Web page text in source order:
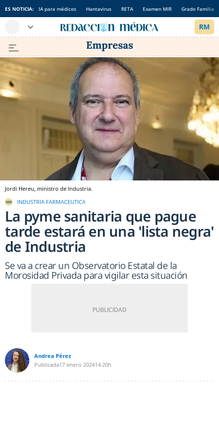
ES NOTICIA: IA para médicos Hantavirus RETA Examen MIR Grado Familia
Jordi Hereu, ministro de Industria.
INDUSTRIA FARMACEUTICA
La pyme sanitaria que pague
tarde estará en una 'lista negra'
de Industria
Se va a crear un Observatorio Estatal de la
Morosidad Privada para vigilar esta situación
Andrea Pérez
Publicada17 enero 202414:20h